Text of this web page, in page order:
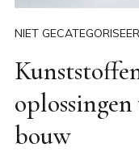
NIET
bouw